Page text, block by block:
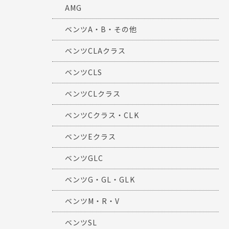
AMG
ベンツA・B・その他
ベンツCLAクラス
ベンツCLS
ベンツCLクラス
ベンツCクラス・CLK
ベンツEクラス
ベンツGLC
ベンツG・GL・GLK
ベンツM・R・V
ベンツSL